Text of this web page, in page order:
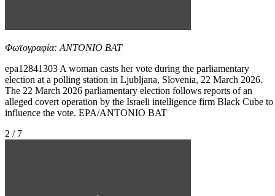
Φωτογραφία: ANTONIO BAT
epa12841303 A woman casts her vote during the parliamentary
election at a polling station in Ljubljana, Slovenia, 22 March 2026.
The 22 March 2026 parliamentary election follows reports of an
alleged covert operation by the Israeli intelligence firm Black Cube to
influence the vote. EPA/ANTONIO BAT
2 / 7